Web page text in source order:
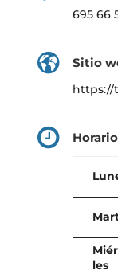
695 66
Sitio
https://
les